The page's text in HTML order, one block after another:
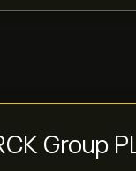
Group